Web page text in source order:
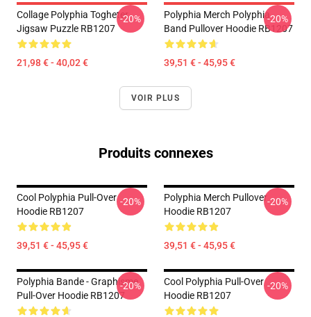
Collage Polyphia Togheter
Jigsaw Puzzle RB1207
21,98 € - 40,02 €
-20%
Polyphia Merch Polyphia
Band Pullover Hoodie RB1207
39,51 € - 45,95 €
-20%
VOIR PLUS
Produits connexes
Cool Polyphia Pull-Over
Hoodie RB1207
39,51 € - 45,95 €
-20%
Polyphia Merch Pullover
Hoodie RB1207
39,51 € - 45,95 €
-20%
Polyphia Bande - Graphisme
Pull-Over Hoodie RB1207
-20%
Cool Polyphia Pull-Over
Hoodie RB1207
-20%